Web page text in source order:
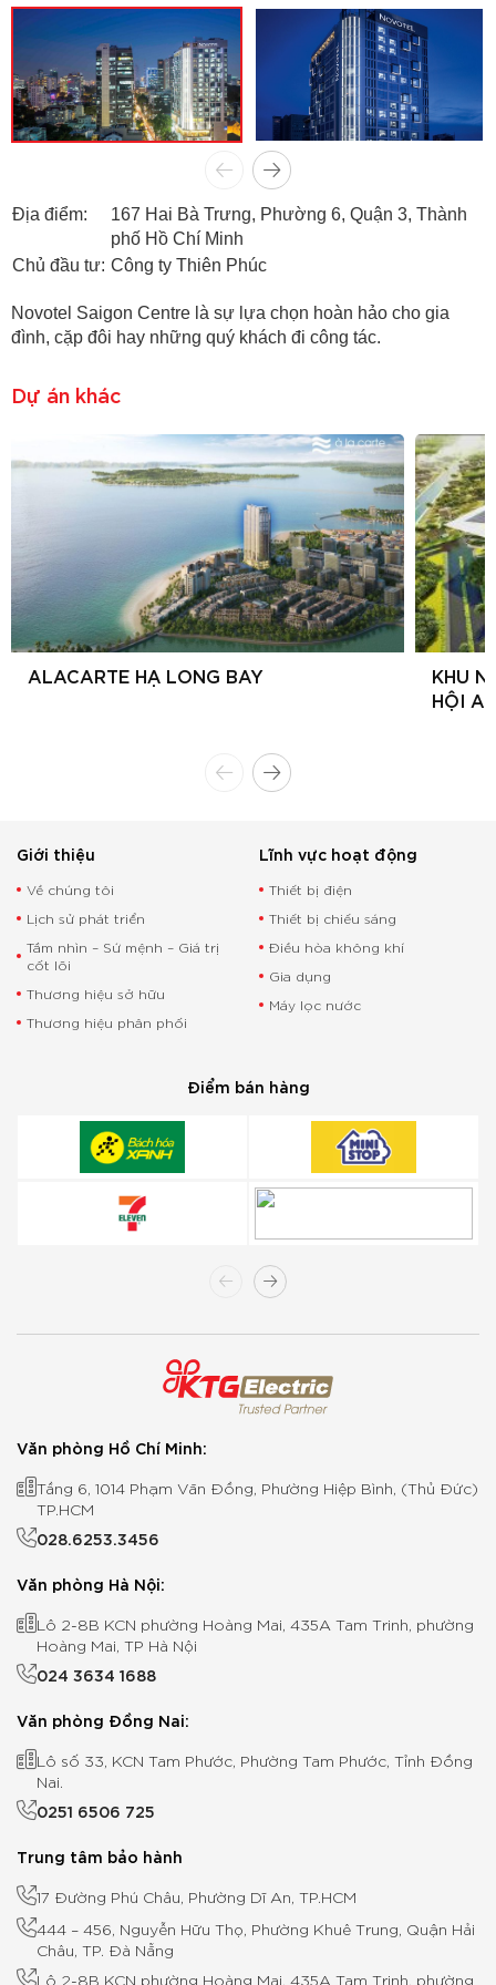
Địa điểm:
167 Hai Bà Trưng, Phường 6, Quận 3, Thành
phố Hồ Chí Minh
Chủ đầu tư: Công ty Thiên Phúc
Novotel Saigon Centre là sự lựa chọn hoàn hảo cho gia
đình, cặp đôi hay những quý khách đi công tác.
Dự án khác
ALACARTE HẠ LONG BAY
KHU
HỘI
Giới thiệu
Về chúng tôi
Lịch sử phát triển
Tầm nhìn – Sứ mệnh – Giá trị
cốt lõi
Thương hiệu sở hữu
Thương hiệu phân phối
Lĩnh vực hoạt động
Thiết bị điện
Thiết bị chiếu sáng
Điều hòa không khí
Gia dụng
Máy lọc nước
Điểm bán hàng
Văn phòng Hồ Chí Minh:
Tầng 6, 1014 Phạm Văn Đồng, Phường Hiệp Bình, (Thủ Đức)
TP.HCM
028.6253.3456
Văn phòng Hà Nội:
Lô 2-8B KCN phường Hoàng Mai, 435A Tam Trinh, phường
Hoàng Mai, TP Hà Nội
024 3634 1688
Văn phòng Đồng Nai:
Lô số 33, KCN Tam Phước, Phường Tam Phước, Tỉnh Đồng
Nai.
0251 6506 725
Trung tâm bảo hành
17 Đường Phú Châu, Phường Dĩ An, TP.HCM
444 – 456, Nguyễn Hữu Thọ, Phường Khuê Trung, Quận Hải
Châu, TP. Đà Nẵng
Lô 2-8B KCN phường Hoàng Mai, 435A Tam Trinh, phường